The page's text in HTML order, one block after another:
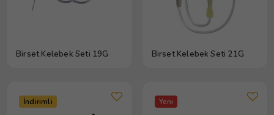
Birset Kelebek Seti 19G Birset Kelebek Seti 21G
İndirimli Yeni